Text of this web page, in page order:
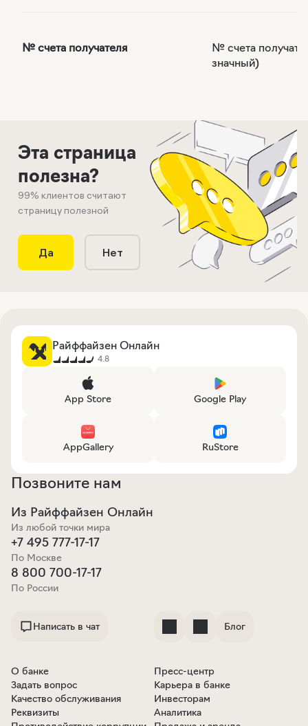
№ счета получателя
№ счета
значный)
Эта страница
полезна?
99% клиентов считают
страницу полезной
Да Нет
Райффайзен Онлайн
4.8
App Store Google Play
AppGallery RuStore
Позвоните нам
Из Райффайзен Онлайн
Из любой точки мира
+7 495 777-17-17
По Москве
8 800 700-17-17
По России
Написать в чат Блог
О банке
Задать вопрос
Качество обслуживания
Реквизиты
Пресс-центр
Карьера в банке
Инвесторам
Аналитика